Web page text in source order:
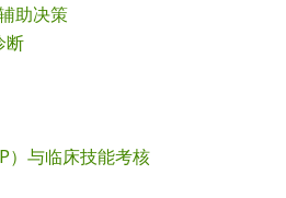
助决策
断
）与临床技能考核